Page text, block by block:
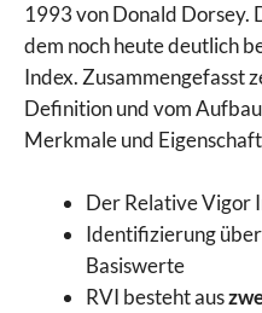
1993 von Donald Dorsey.
dem noch heute deutlich
Index. Zusammengefasst
Definition und vom
Merkmale und
Der Relative Vigor
Identifizierung
Basiswerte
RVI besteht aus